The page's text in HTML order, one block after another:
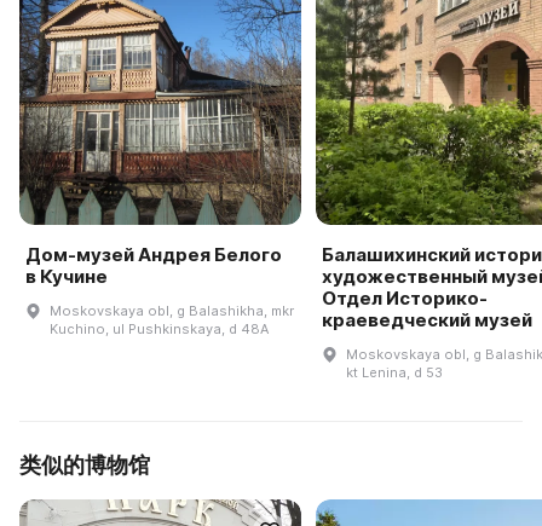
Дом-музей Андрея Белого
в Кучине
Moskovskaya obl, g Balashikha, mkr
Kuchino, ul Pushkinskaya, d 48A
Балашихинский
художественный
Отдел Историко-
краеведческий музей
Moskovskaya obl, g
kt Lenina, d 53
类似的博物馆